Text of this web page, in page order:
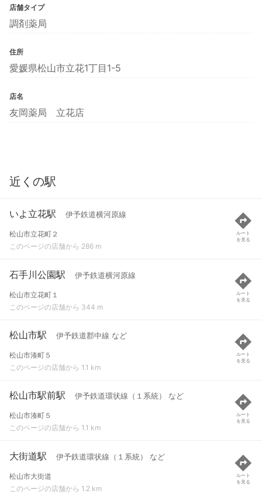
店舗タイプ
調剤薬局
住所
愛媛県松山市立花1丁目1-5
店名
友岡薬局 立花店
近くの駅
いよ立花駅 伊予鉄道横河原線
松山市立花町２
このページの店舗から 286 m
ルート
を見る
石手川公園駅 伊予鉄道横河原線
松山市立花町１
このページの店舗から 344 m
ルート
を見る
松山市駅 伊予鉄道郡中線 など
松山市湊町５
このページの店舗から 1.1 km
ルート
を見る
松山市駅前駅 伊予鉄道環状線（１系統） など
松山市湊町５
このページの店舗から 1.1 km
ルート
を見る
大街道駅 伊予鉄道環状線（１系統） など
松山市大街道
このページの店舗から 1.2 km
ルート
を見る